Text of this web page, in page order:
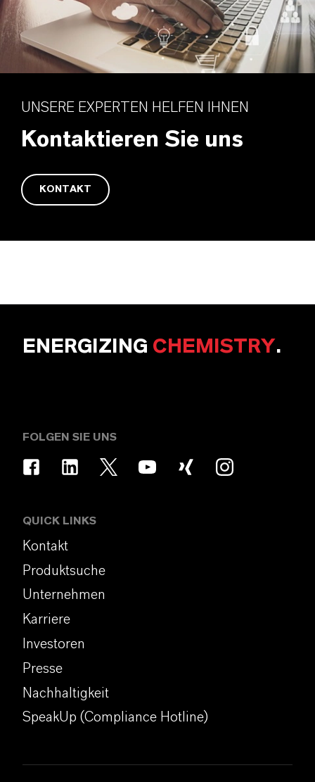
UNSERE EXPERTEN HELFEN IHNEN
Kontaktieren Sie uns
KONTAKT
ENERGIZING CHEMISTRY.
FOLGEN SIE UNS
QUICK LINKS
Kontakt
Produktsuche
Unternehmen
Karriere
Investoren
Presse
Nachhaltigkeit
SpeakUp (Compliance Hotline)